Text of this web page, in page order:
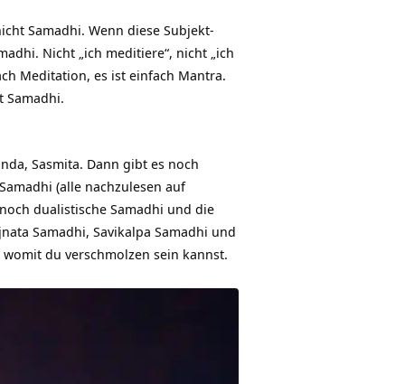
Samadhi. Wenn diese Subjekt-
Nicht „ich meditiere“, nicht „ich
Meditation, es ist einfach Mantra.
Samadhi.
Sasmita. Dann gibt es noch
(alle nachzulesen auf
dualistische Samadhi und die
Samadhi, Savikalpa Samadhi und
du verschmolzen sein kannst.